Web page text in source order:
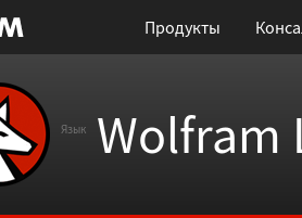
Продукты
Язык Wolfram